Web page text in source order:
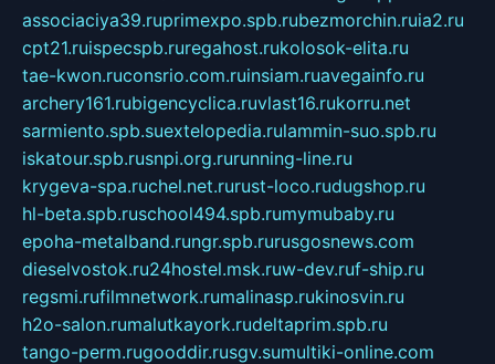
associaciya39.ruprimexpo.spb.rubezmorchin.ruia2.ru
cpt21.ruispecspb.ruregahost.rukolosok-elita.ru
tae-kwon.ruconsrio.com.ruinsiam.ruavegainfo.ru
archery161.rubigencyclica.ruvlast16.rukorru.net
sarmiento.spb.suextelopedia.rulammin-suo.spb.ru
iskatour.spb.rusnpi.org.rurunning-line.ru
krygeva-spa.ruchel.net.rurust-loco.rudugshop.ru
hl-beta.spb.ruschool494.spb.rumymubaby.ru
epoha-metalband.rungr.spb.rurusgosnews.com
dieselvostok.ru24hostel.msk.ruw-dev.ruf-ship.ru
regsmi.rufilmnetwork.rumalinasp.rukinosvin.ru
h2o-salon.rumalutkayork.rudeltaprim.spb.ru
tango-perm.rugooddir.rusgv.sumultiki-online.com